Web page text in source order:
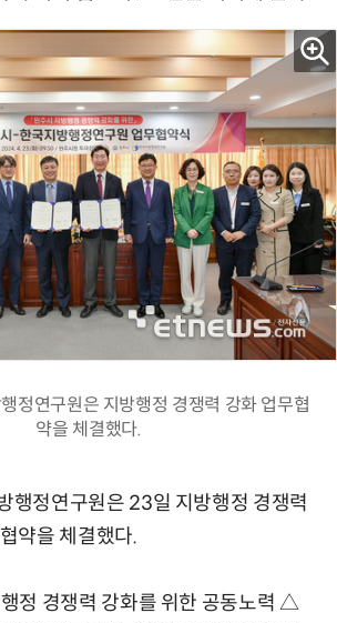
정연구원은 지방행정 경쟁력 강화 업무협
약을 체결했다.
행정연구원은 23일 지방행정 경쟁력
약을 체결했다.
정 경쟁력 강화를 위한 공동노력 △